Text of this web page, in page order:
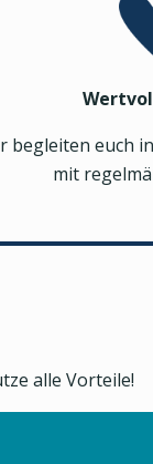
begleiten euch
mit
alle Vorteile!